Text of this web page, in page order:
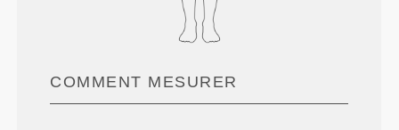
COMMENT MESURER